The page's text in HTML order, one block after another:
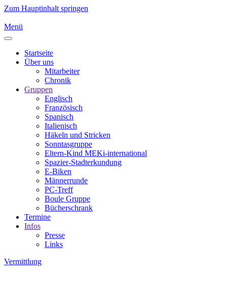
Zum Hauptinhalt springen
Menü
Startseite
Über uns
Mitarbeiter
Chronik
Gruppen
Englisch
Französisch
Spanisch
Italienisch
Häkeln und Stricken
Sonntasgruppe
Eltern-Kind MEKi-international
Spazier-Stadterkundung
E-Biken
Männerrunde
PC-Treff
Boule Gruppe
Bücherschrank
Termine
Infos
Presse
Links
Vermittlung